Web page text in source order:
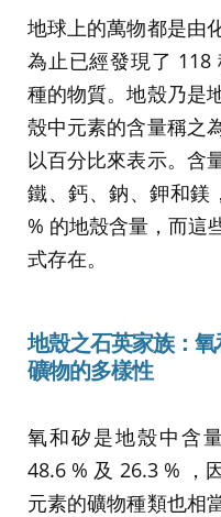
地球上的萬物都是由
為止已經發現了 118
種的物質。地殼乃是
殼中元素的含量稱之
以百分比來表示。含
鐵、鈣、鈉、鉀和鎂
% 的地殼含量，而這
式存在。
地殼之石英家族：
礦物的多樣性
氧和矽是地殼中含
48.6 % 及 26.3 % ，
元素的礦物種類也相